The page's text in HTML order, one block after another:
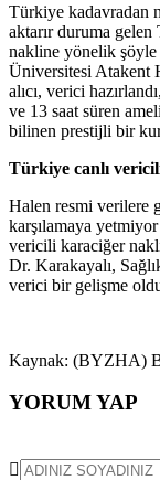
Türkiye kadavradan
aktarır duruma
nakline yönelik şöyle
Üniversitesi Atakent
alıcı, verici
ve 13 saat süren
bilinen prestijli bir
Türkiye canlı
Halen resmi verilere
karşılamaya
vericili karaciğer nakli
Dr. Karakayalı,
verici bir gelişme
Kaynak: (BYZHA)
YORUM YAP